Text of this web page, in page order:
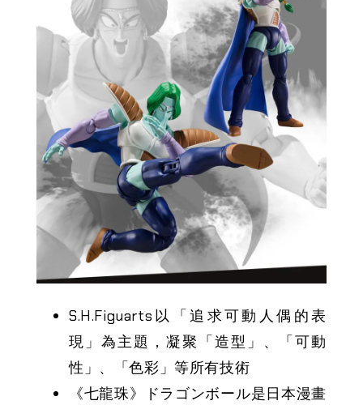
S.H.Figuarts以「追求可動人偶的表
現」為主題，凝聚「造型」、「可動
性」、「色彩」等所有技術
《七龍珠》ドラゴンボール是日本漫畫